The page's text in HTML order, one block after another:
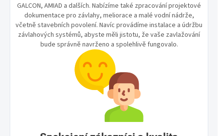
GALCON, AMIAD a dalších. Nabízíme také zpracování projektové
dokumentace pro závlahy, meliorace a malé vodní nádrže,
včetně stavebních povolení. Navíc provádíme instalace a údržbu
závlahových systémů, abyste měli jistotu, že vaše zavlažování
bude správně navrženo a spolehlivě fungovalo.